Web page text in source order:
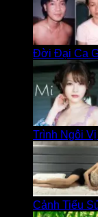
Đời Đại Ca
Trình Ngôi Vị
Cảnh Tiểu